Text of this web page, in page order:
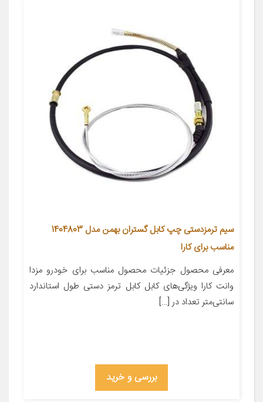
سیم ترمزدستی چپ کابل گستران بهمن مدل 1404803
مناسب برای کارا
معرفی محصول جزئیات محصول مناسب برای خودرو مزدا
وانت کارا ویژگی‌های کابل کابل ترمز دستی طول استاندارد
سانتی‌متر تعداد در […]
بررسی و خرید